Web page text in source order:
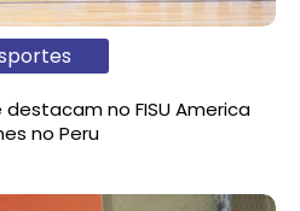
no FISU America
no Peru